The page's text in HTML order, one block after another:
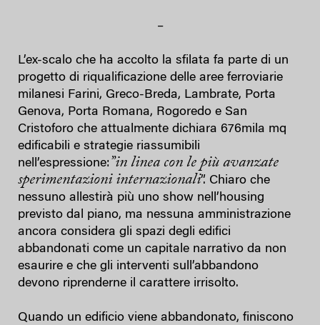
–
L’ex-scalo che ha accolto la sfilata fa parte di un
progetto di riqualificazione delle aree ferroviarie
milanesi Farini, Greco-Breda, Lambrate, Porta
Genova, Porta Romana, Rogoredo e San
Cristoforo che attualmente dichiara 676mila mq
edificabili e strategie riassumibili
nell’espressione: ”in linea con le più avanzate
sperimentazioni internazionali”. Chiaro che
nessuno allestirà più uno show nell’housing
previsto dal piano, ma nessuna amministrazione
ancora considera gli spazi degli edifici
abbandonati come un capitale narrativo da non
esaurire e che gli interventi sull’abbandono
devono riprenderne il carattere irrisolto.
Quando un edificio viene abbandonato, finiscono